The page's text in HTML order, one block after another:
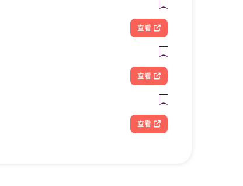
查看
查看
查看